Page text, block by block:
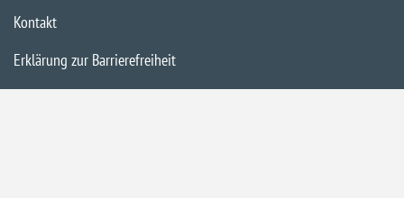
Kontakt
Erklärung zur Barrierefreiheit